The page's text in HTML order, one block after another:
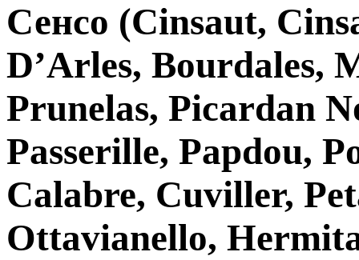
Сенсо (Cinsaut,
D’Arles, Bourdales,
Prunelas, Picardan
Passerille, Papdou,
Calabre, Cuviller,
Ottavianello,